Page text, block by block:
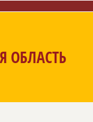
ОБЛАСТЬ